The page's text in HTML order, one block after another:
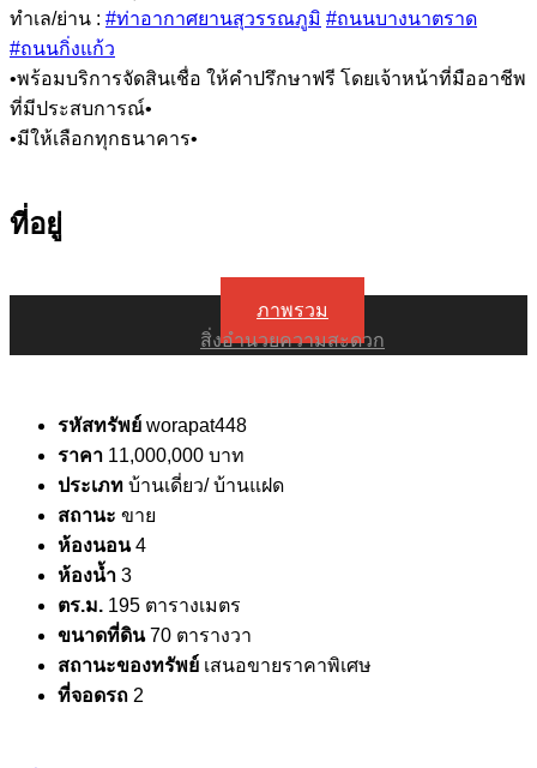
ทำเล/ย่าน : #ท่าอากาศยานสุวรรณภูมิ #ถนนบางนาตราด
#ถนนกิ่งแก้ว
•พร้อมบริการจัดสินเชื่อ ให้คำปรึกษาฟรี โดยเจ้าหน้าที่มืออาชีพ
ที่มีประสบการณ์•
•มีให้เลือกทุกธนาคาร•
ที่อยู่
ภาพรวม
สิ่งอำนวยความสะดวก
รหัสทรัพย์ worapat448
ราคา 11,000,000 บาท
ประเภท บ้านเดี่ยว/ บ้านแฝด
สถานะ ขาย
ห้องนอน 4
ห้องน้ำ 3
ตร.ม. 195 ตารางเมตร
ขนาดที่ดิน 70 ตารางวา
สถานะของทรัพย์ เสนอขายราคาพิเศษ
ที่จอดรถ 2